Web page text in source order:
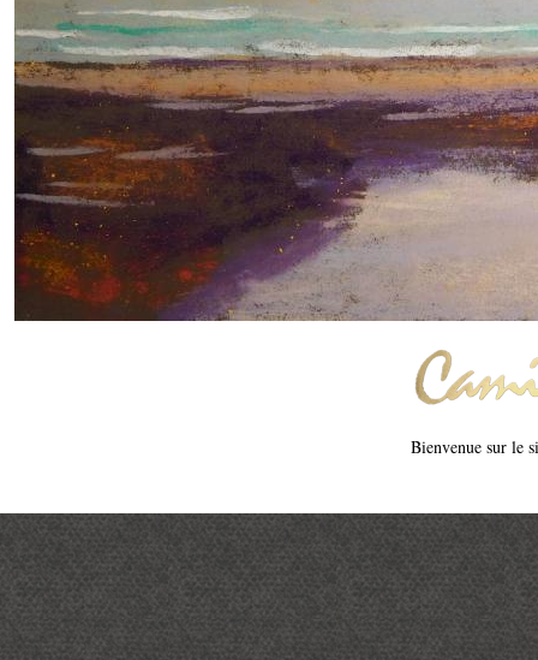
Bienvenue sur le